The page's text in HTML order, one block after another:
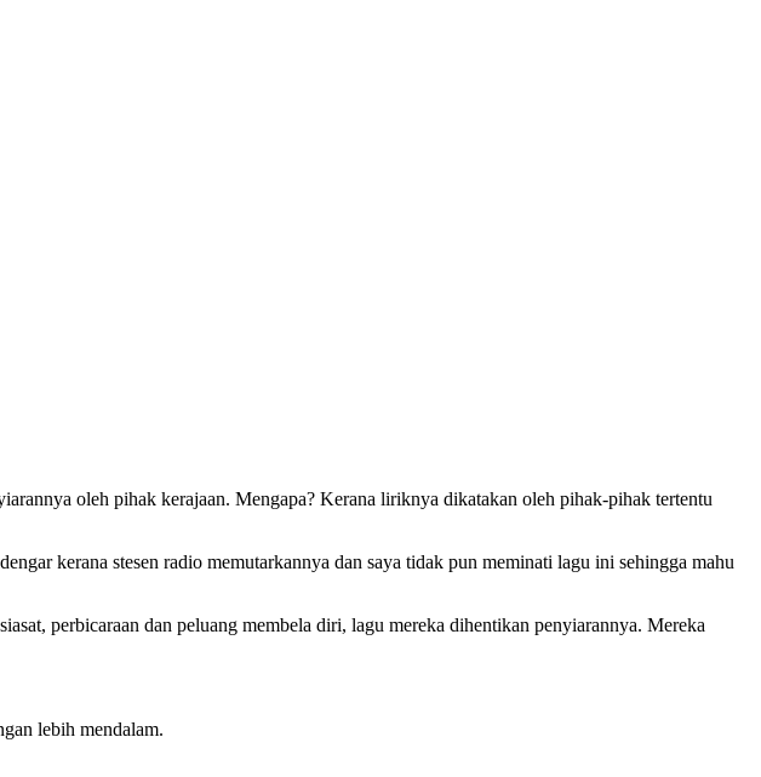
oleh pihak kerajaan. Mengapa? Kerana liriknya dikatakan oleh pihak-pihak tertentu
kerana stesen radio memutarkannya dan saya tidak pun meminati lagu ini sehingga mahu
perbicaraan dan peluang membela diri, lagu mereka dihentikan penyiarannya. Mereka
lebih mendalam.